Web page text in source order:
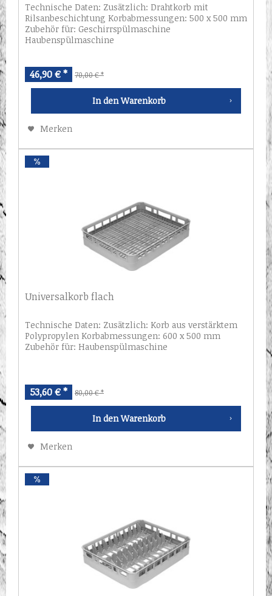
Technische Daten: Zusätzlich: Drahtkorb mit
Rilsanbeschichtung Korbabmessungen: 500 x 500 mm
Zubehör für: Geschirrspülmaschine
Haubenspülmaschine
46,90 € * 70,00 € *
In den Warenkorb
Merken
Universalkorb flach
Technische Daten: Zusätzlich: Korb aus verstärktem
Polypropylen Korbabmessungen: 600 x 500 mm
Zubehör für: Haubenspülmaschine
53,60 € * 80,00 € *
In den Warenkorb
Merken